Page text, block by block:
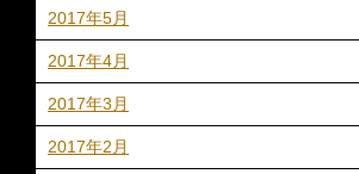
2017年5月
2017年4月
2017年3月
2017年2月